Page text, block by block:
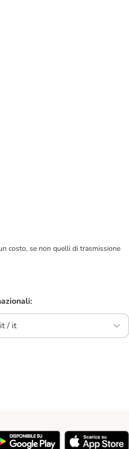
costo, se non quelli di trasmissione
/ it